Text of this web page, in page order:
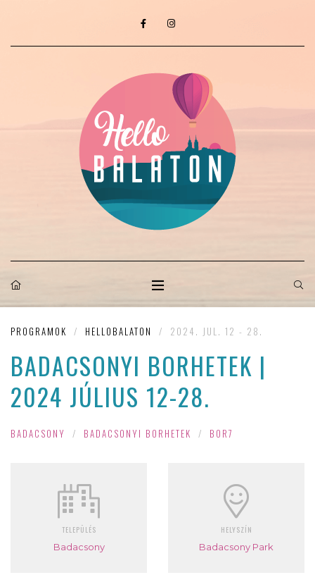
PROGRAMOK / HELLOBALATON / 2024. JUL. 12 - 28.
BADACSONYI BORHETEK |
2024 JÚLIUS 12-28.
BADACSONY / BADACSONYI BORHETEK / BOR7
TELEPÜLÉS
Badacsony
HELYSZÍN
Badacsony Park